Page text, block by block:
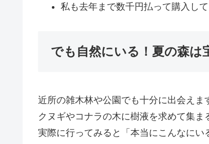
私も去年まで数千円払って購入して
でも自然にいる！夏の森は
近所の雑木林や公園でも十分に出会えま
クヌギやコナラの木に樹液を求めて集ま
実際に行ってみると「本当にこんなにい